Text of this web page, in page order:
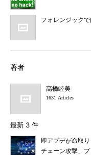
フォレンジック
著者
高橋睦美
1631 Articles
最新 3 件
即アプデが命取
チェーン攻撃」